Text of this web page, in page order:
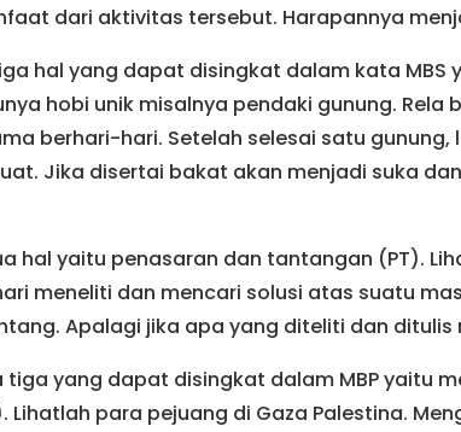
dari aktivitas tersebut. Harapannya
hal yang dapat disingkat dalam kata MBS
hobi unik misalnya pendaki gunung. Rela
berhari-hari. Setelah selesai satu gunung,
Jika disertai bakat akan menjadi suka
hal yaitu penasaran dan tantangan (PT).
meneliti dan mencari solusi atas suatu
Apalagi jika apa yang diteliti dan ditulis
yang dapat disingkat dalam MBP yaitu
para pejuang di Gaza Palestina.